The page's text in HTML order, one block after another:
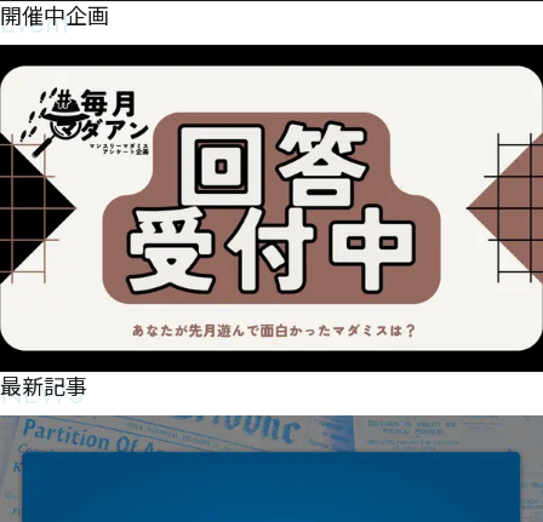
Event
開催中企画
NEWS
最新記事